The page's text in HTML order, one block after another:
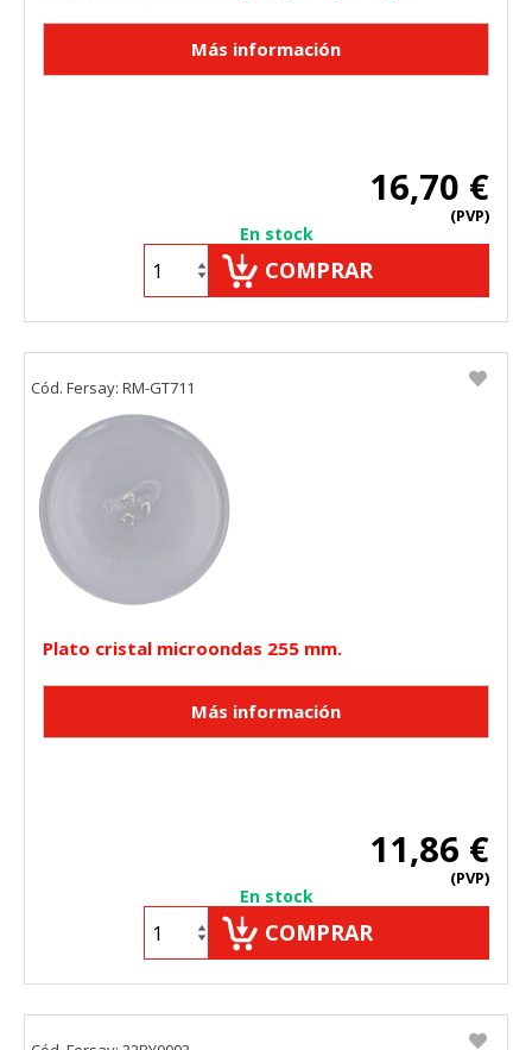
16,70 €
(PVP)
En stock
COMPRAR
Plato cristal microondas 255 mm.
11,86 €
(PVP)
En stock
COMPRAR
Cód. Fersay: RM-GT711
CONFIGURACIÓN DE COOKIES